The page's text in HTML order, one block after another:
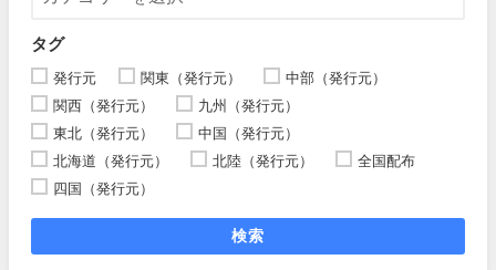
タグ
発行元 関東（発行元）
中部（発行元）
関西（発行元）
九州（発行元）
東北（発行元）
中国（発行元）
北海道（発行元）
北陸（発行元）
全国配布
四国（発行元）
検索